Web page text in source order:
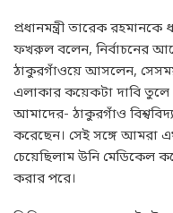
প্রধানমন্ত্রী তারেক
ফখরুল বলেন, নির্বাচনের
ঠাকুরগাঁওয়ে আসলেন,
এলাকার কয়েকটা দাবি তুলে
আমাদের- ঠাকুরগাঁও
করেছেন। সেই সঙ্গে আমরা
চেয়েছিলাম উনি মেডিকেল
করার পরে।